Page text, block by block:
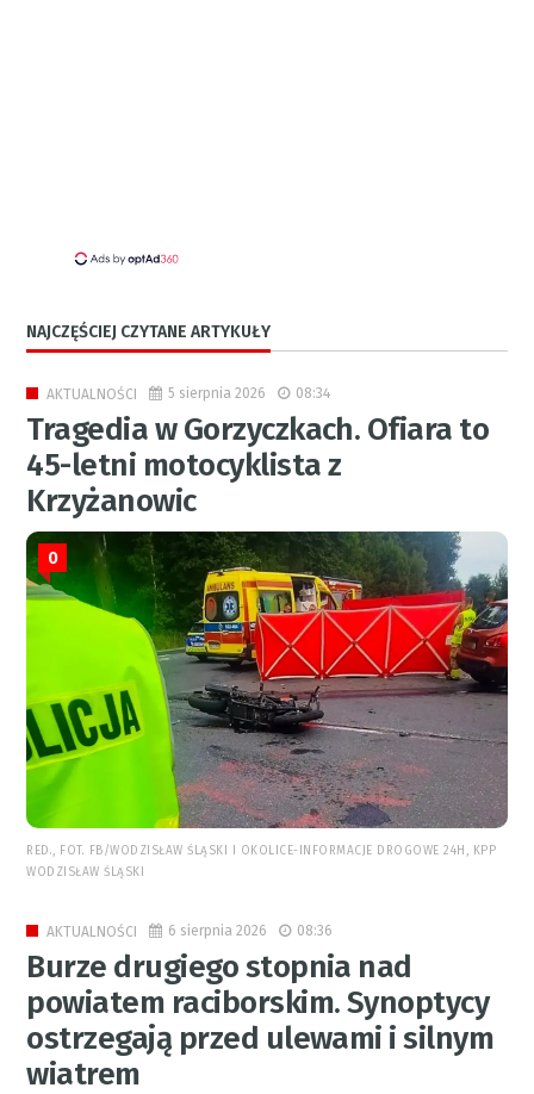
NAJCZĘŚCIEJ CZYTANE ARTYKUŁY
AKTUALNOŚCI 5 sierpnia 2026 08:34
Tragedia w Gorzyczkach. Ofiara to
45-letni motocyklista z
Krzyżanowic
0
RED., FOT. FB/WODZISŁAW ŚLĄSKI I OKOLICE-INFORMACJE DROGOWE 24H, KPP
WODZISŁAW ŚLĄSKI
AKTUALNOŚCI 6 sierpnia 2026 08:36
Burze drugiego stopnia nad
powiatem raciborskim. Synoptycy
ostrzegają przed ulewami i silnym
wiatrem